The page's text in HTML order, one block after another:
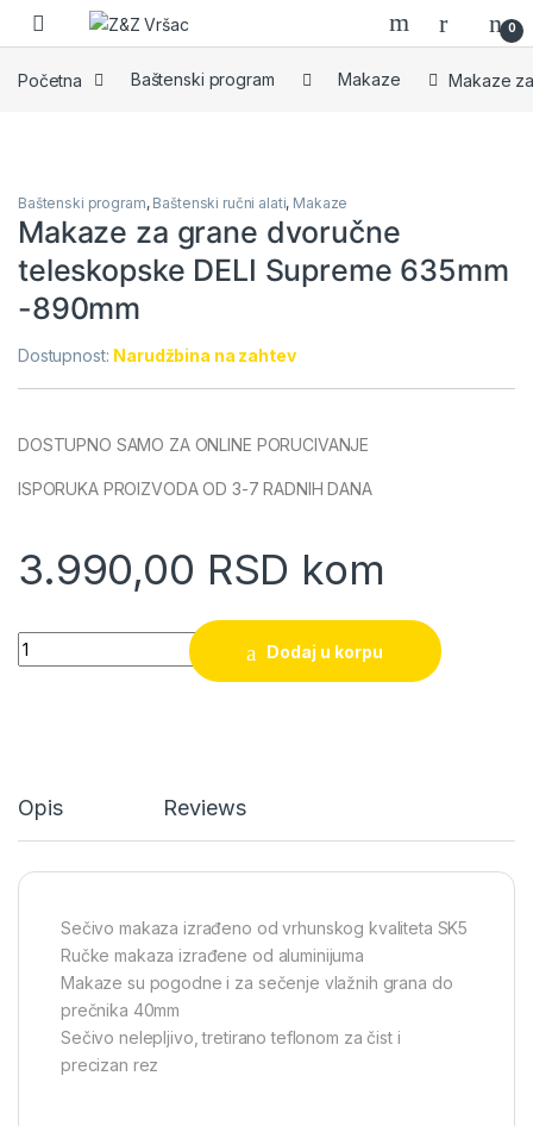
Skip to navigation
Skip to content
0
Početna Baštenski program Makaze Makaze
Baštenski program, Baštenski ručni alati, Makaze
Makaze za grane dvoručne
teleskopske DELI Supreme 635mm
-890mm
Dostupnost: Narudžbina na zahtev
DOSTUPNO SAMO ZA ONLINE PORUCIVANJE
ISPORUKA PROIZVODA OD 3-7 RADNIH DANA
3.990,00 RSD kom
Makaze za grane dvoručne teleskopske DELI Supreme
Dodaj u korpu
Opis Reviews
Sečivo makaza izrađeno od vrhunskog kvaliteta SK5
Ručke makaza izrađene od aluminijuma
Makaze su pogodne i za sečenje vlažnih grana do
prečnika 40mm
Sečivo nelepljivo, tretirano teflonom za čist i
precizan rez